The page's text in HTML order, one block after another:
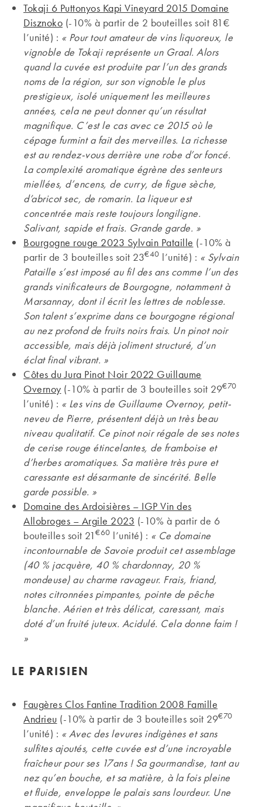
Tokaji 6 Puttonyos Kapi Vineyard 2015 Domaine
Disznoko (-10% à partir de 2 bouteilles soit 81€
l’unité) : « Pour tout amateur de vins liquoreux, le
vignoble de Tokaji représente un Graal. Alors
quand la cuvée est produite par l’un des grands
noms de la région, sur son vignoble le plus
prestigieux, isolé uniquement les meilleures
années, cela ne peut donner qu’un résultat
magnifique. C’est le cas avec ce 2015 où le
cépage furmint a fait des merveilles. La richesse
est au rendez-vous derrière une robe d’or foncé.
La complexité aromatique égrène des senteurs
miellées, d’encens, de curry, de figue sèche,
d’abricot sec, de romarin. La liqueur est
concentrée mais reste toujours longiligne.
Salivant, sapide et frais. Grande garde. »
Bourgogne rouge 2023 Sylvain Pataille (-10% à
partir de 3 bouteilles soit 23€40 l’unité) : « Sylvain
Pataille s’est imposé au fil des ans comme l’un des
grands vinificateurs de Bourgogne, notamment à
Marsannay, dont il écrit les lettres de noblesse.
Son talent s’exprime dans ce bourgogne régional
au nez profond de fruits noirs frais. Un pinot noir
accessible, mais déjà joliment structuré, d’un
éclat final vibrant. »
Côtes du Jura Pinot Noir 2022 Guillaume
Overnoy (-10% à partir de 3 bouteilles soit 29€70
l’unité) : « Les vins de Guillaume Overnoy, petit-
neveu de Pierre, présentent déjà un très beau
niveau qualitatif. Ce pinot noir régale de ses notes
de cerise rouge étincelantes, de framboise et
d’herbes aromatiques. Sa matière très pure et
caressante est désarmante de sincérité. Belle
garde possible. »
Domaine des Ardoisières – IGP Vin des
Allobroges – Argile 2023 (-10% à partir de 6
bouteilles soit 21 €60 l’unité) : « Ce domaine
incontournable de Savoie produit cet assemblage
(40 % jacquère, 40 % chardonnay, 20 %
mondeuse) au charme ravageur. Frais, friand,
notes citronnées pimpantes, pointe de pêche
blanche. Aérien et très délicat, caressant, mais
doté d’un fruité juteux. Acidulé. Cela donne faim !
»
LE PARISIEN
Faugères Clos Fantine Tradition 2008 Famille
Andrieu (-10% à partir de 3 bouteilles soit 29€70
l’unité) : « Avec des levures indigènes et sans
sulfites ajoutés, cette cuvée est d’une incroyable
fraîcheur pour ses 17ans ! Sa gourmandise, tant au
nez qu’en bouche, et sa matière, à la fois pleine
et fluide, enveloppe le palais sans lourdeur. Une